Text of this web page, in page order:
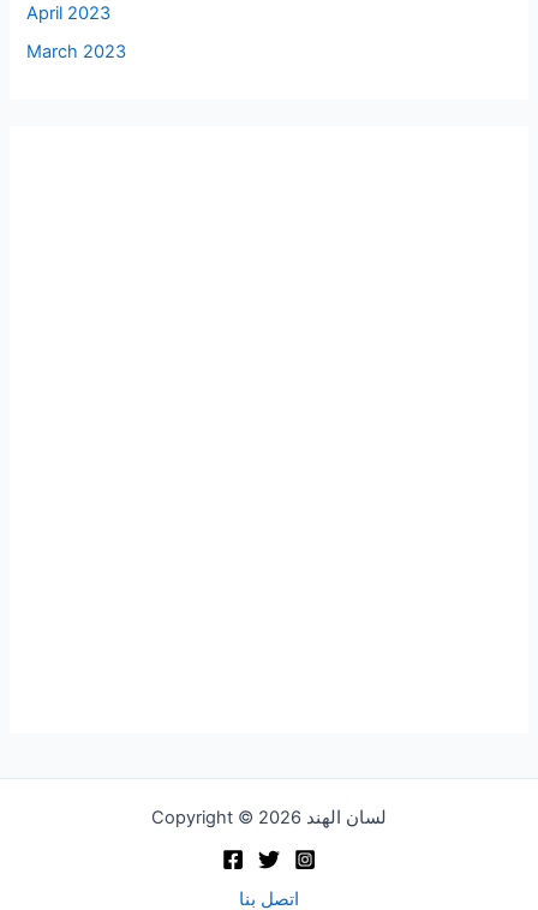
April 2023
March 2023
Copyright © 2026 لسان الهند
اتصل بنا